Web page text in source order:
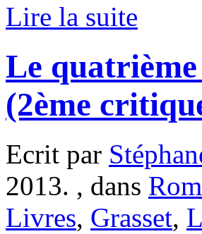
Lire la suite
Le
(2ème
Ecrit par
2013. , dans
Livres, Grasset,